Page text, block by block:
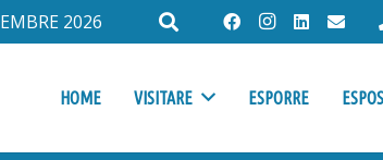
2026
HOME VISITARE ESPORRE